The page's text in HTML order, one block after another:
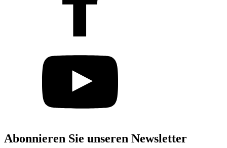
Abonnieren Sie unseren Newsletter